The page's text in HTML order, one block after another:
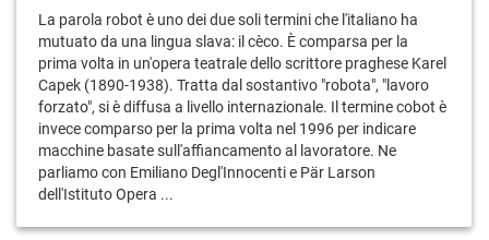
La parola robot è uno dei due soli termini che l'italiano ha
mutuato da una lingua slava: il cèco. È comparsa per la
prima volta in un'opera teatrale dello scrittore pra­ghe­se Karel
Capek (1890-1938). Tratta dal sostantivo "ro­bota", "lavoro
forzato", si è diffusa a livello internazionale. Il termine cobot è
invece comparso per la prima volta nel 1996 per indicare
macchine basate sull'affiancamento al lavoratore. Ne
parliamo con Emiliano Degl'Innocenti e Pär Larson
dell'Istituto Opera ...